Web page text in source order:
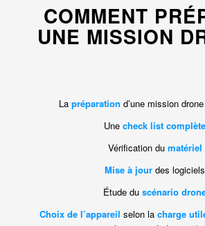
COMMENT
UNE MISSION
La préparation d’une mission
Unecheck list complète
Vérification du matériel
Mise à jour des logiciels
Étude duscénario
Choix de l’appareil selon la charge